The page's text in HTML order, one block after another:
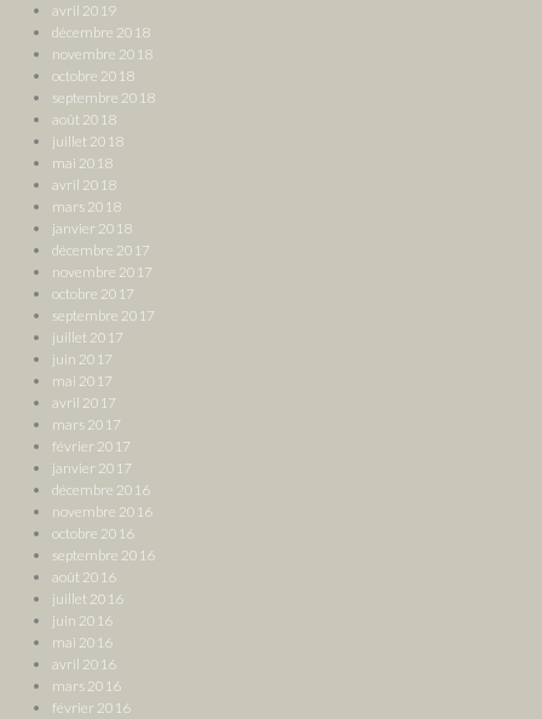
avril 2019
décembre 2018
novembre 2018
octobre 2018
septembre 2018
août 2018
juillet 2018
mai 2018
avril 2018
mars 2018
janvier 2018
décembre 2017
novembre 2017
octobre 2017
septembre 2017
juillet 2017
juin 2017
mai 2017
avril 2017
mars 2017
février 2017
janvier 2017
décembre 2016
novembre 2016
octobre 2016
septembre 2016
août 2016
juillet 2016
juin 2016
mai 2016
avril 2016
mars 2016
février 2016